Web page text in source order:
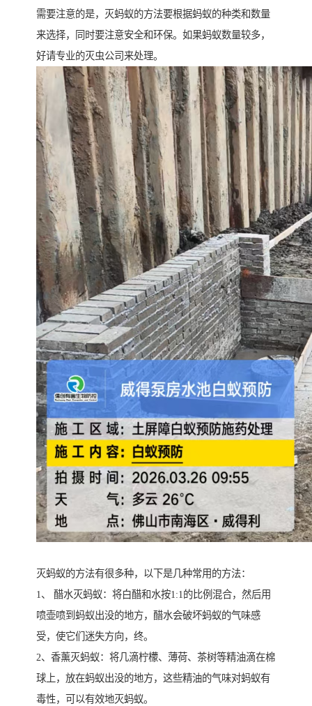
需要注意的是，灭蚂蚁的方法要根据蚂蚁的种类和数量
来选择，同时要注意安全和环保。如果蚂蚁数量较多，
好请专业的灭虫公司来处理。
灭蚂蚁的方法有很多种，以下是几种常用的方法：
1、 醋水灭蚂蚁：将白醋和水按1:1的比例混合，然后用
喷壶喷到蚂蚁出没的地方，醋水会破坏蚂蚁的气味感
受，使它们迷失方向，终。
2、香薰灭蚂蚁：将几滴柠檬、薄荷、茶树等精油滴在棉
球上，放在蚂蚁出没的地方，这些精油的气味对蚂蚁有
毒性，可以有效地灭蚂蚁。